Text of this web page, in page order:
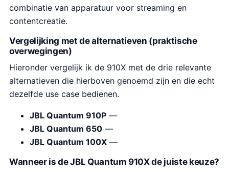
combinatie van apparatuur voor streaming en
contentcreatie.
Vergelijking met de alternatieven (praktische
overwegingen)
Hieronder vergelijk ik de 910X met de drie relevante
alternatieven die hierboven genoemd zijn en die echt
dezelfde use case bedienen.
JBL Quantum 910P —
JBL Quantum 650 —
JBL Quantum 100X —
Wanneer is de JBL Quantum 910X de juiste keuze?